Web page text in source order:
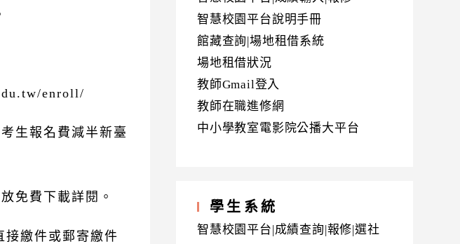
enroll/
生報名費減半新臺
免費下載詳閱。
接繳件或郵寄繳件
智慧校園平台說明手冊
館藏查詢|場地租借系統
場地租借狀況
教師Gmail登入
教師在職進修網
中小學教室電影院公播大平台
學生系統
智慧校園平台|成績查詢|報修|選社